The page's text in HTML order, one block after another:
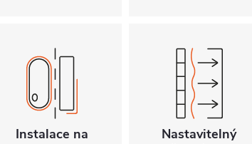
Instalace na
Nastavitelný